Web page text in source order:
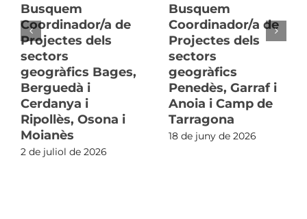
Busquem
Coordinador/a de
Projectes dels
sectors
geogràfics Bages,
Berguedà i
Cerdanya i
Ripollès, Osona i
Moianès
2 de juliol de 2026
Busquem
Coordinador/a de
Projectes dels
sectors
geogràfics
Penedès, Garraf i
Anoia i Camp de
Tarragona
18 de juny de 2026